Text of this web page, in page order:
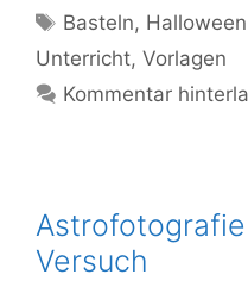
Schlagwörter
Basteln, Halloween
Unterricht, Vorlagen
Kommentar
Versuch